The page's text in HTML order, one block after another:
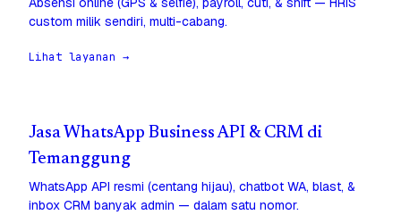
custom milik sendiri, multi-cabang.
Lihat layanan →
Jasa WhatsApp Business API & CRM di
Temanggung
WhatsApp API resmi (centang hijau), chatbot WA, blast, &
inbox CRM banyak admin — dalam satu nomor.